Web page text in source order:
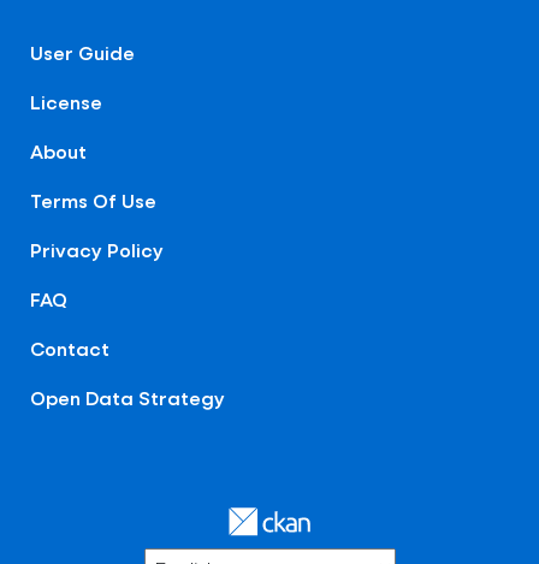
User Guide
License
About
Terms Of Use
Privacy Policy
FAQ
Contact
Open Data Strategy